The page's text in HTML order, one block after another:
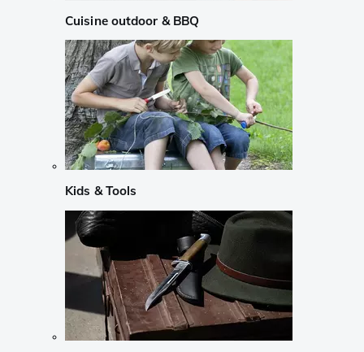
Cuisine outdoor & BBQ
Kids & Tools